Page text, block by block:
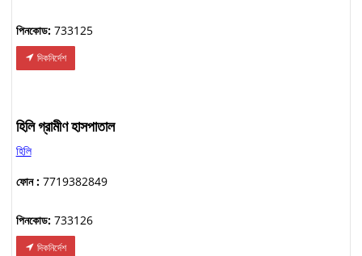
পিনকোড:733125
দিকনির্দেশ
হিলি গ্রামীণ হাসপাতাল
হিলি
ফোন :7719382849
পিনকোড:733126
দিকনির্দেশ